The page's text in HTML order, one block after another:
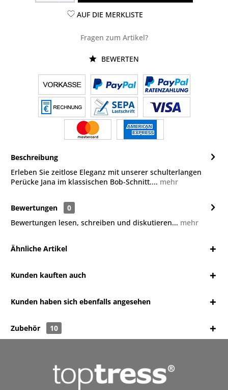
AUF DIE MERKLISTE
Fragen zum Artikel?
BEWERTEN
Beschreibung
Erleben Sie zeitlose Eleganz mit unserer schulterlangen
Perücke Jana im klassischen Bob-Schnitt.... mehr
Bewertungen
0
Bewertungen lesen, schreiben und diskutieren... mehr
Ähnliche Artikel
Kunden kauften auch
Kunden haben sich ebenfalls angesehen
Zubehör 10